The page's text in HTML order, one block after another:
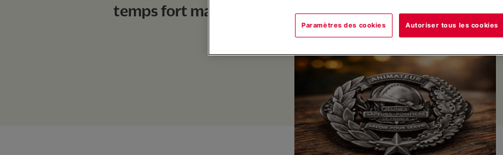
temps fort marqué par l’engagement, la fierté et le
Paramètres des cookies Autoriser tous les cookies